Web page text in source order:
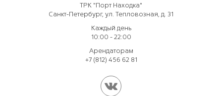
Каждый день
10:00 - 22:00
Арендаторам
+7 (812) 456 62 81
ТРК "Порт Находка"
Санкт-Петербург, ул. Тепловозная, д. 31